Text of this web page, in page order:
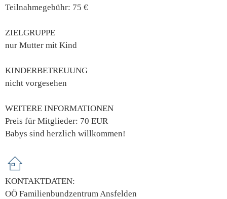
Teilnahmegebühr: 75 €
ZIELGRUPPE
nur Mutter mit Kind
KINDERBETREUUNG
nicht vorgesehen
WEITERE INFORMATIONEN
Preis für Mitglieder: 70 EUR
Babys sind herzlich willkommen!
KONTAKTDATEN:
OÖ Familienbundzentrum Ansfelden